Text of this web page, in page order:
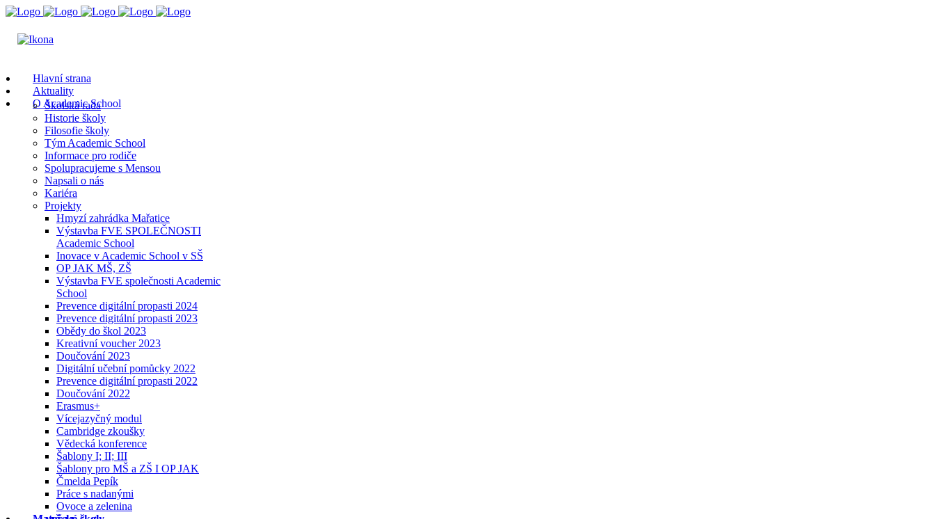
Hlavní strana
Aktuality
O Academic School
Školská rada
Historie školy
Filosofie školy
Tým Academic School
Informace pro rodiče
Spolupracujeme s Mensou
Napsali o nás
Kariéra
Projekty
Hmyzí zahrádka Mařatice
Výstavba FVE SPOLEČNOSTI
Academic School
Inovace v Academic School v SŠ
OP JAK MŠ, ZŠ
Výstavba FVE společnosti Academic
School
Prevence digitální propasti 2024
Prevence digitální propasti 2023
Obědy do škol 2023
Kreativní voucher 2023
Doučování 2023
Digitální učební pomůcky 2022
Prevence digitální propasti 2022
Doučování 2022
Erasmus+
Vícejazyčný modul
Cambridge zkoušky
Vědecká konference
Šablony I; II; III
Šablony pro MŠ a ZŠ I OP JAK
Čmelda Pepík
Práce s nadanými
Ovoce a zelenina